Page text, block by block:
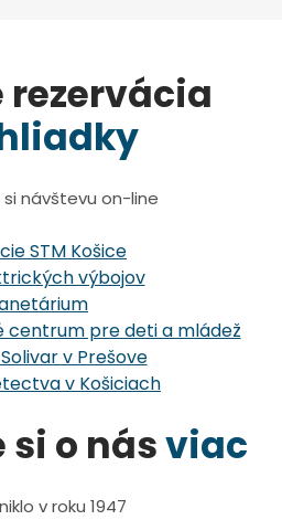
návštevu on-line
STM Košice
výbojov
pre deti a mládež
v Prešove
v Košiciach
o násviac
v roku 1947